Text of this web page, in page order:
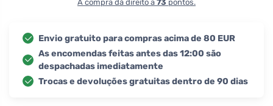
A compra dá direito a 73 pontos.
Envio gratuito para compras acima de 80 EUR
As encomendas feitas antes das 12:00 são
despachadas imediatamente
Trocas e devoluções gratuitas dentro de 90 dias